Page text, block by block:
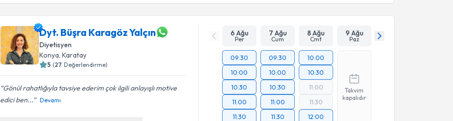
Dyt. Büşra Karagöz Yalçın
Diyetisyen
Konya, Karatay
5 (27 Değerlendirme)
Gönül rahatlığıyla tavsiye ederim çok ilgili anlayışlı motive
edici ben...
Devamı
6 Ağu
Per
7 Ağu
Cum
8 Ağu
Cmt
9 Ağu
Paz
09:30
10:00
10:30
11:00
11:30
09:30
10:00
10:30
11:00
11:30
10:00
10:30
11:00
11:30
12:00
Takvim
kapalıdır